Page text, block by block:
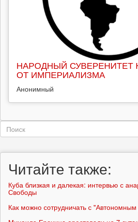
НАРОДНЫЙ СУВЕРЕНИТЕТ
ОТ ИМПЕРИАЛИЗМА
Анонимный
Форма
Читайте также:
Куба близкая и далекая: интервью с
Свободы
Как можно сотрудничать с